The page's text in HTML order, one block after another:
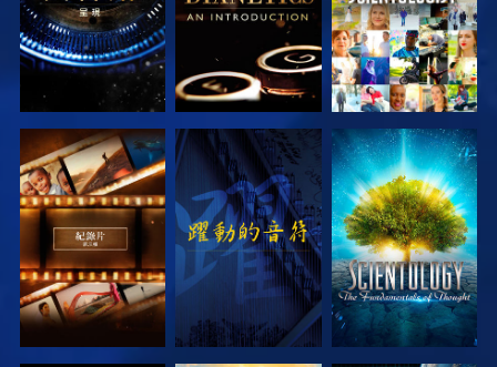
探索系列節目 觀看 探索系列節目